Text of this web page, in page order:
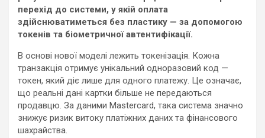
перехід до системи, у якій оплата
здійснюватиметься без пластику — за допомогою
токенів та біометричної автентифікації.
В основі нової моделі лежить токенізація. Кожна
транзакція отримує унікальний одноразовий код —
токен, який діє лише для одного платежу. Це означає,
що реальні дані картки більше не передаються
продавцю. За даними Mastercard, така система значно
знижує ризик витоку платіжних даних та фінансового
шахрайства.